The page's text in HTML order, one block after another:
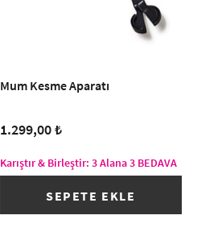
Mum Kesme Aparatı
1.299,00 ₺
Karıştır & Birleştir: 3 Alana 3 BEDAVA
SEPETE EKLE